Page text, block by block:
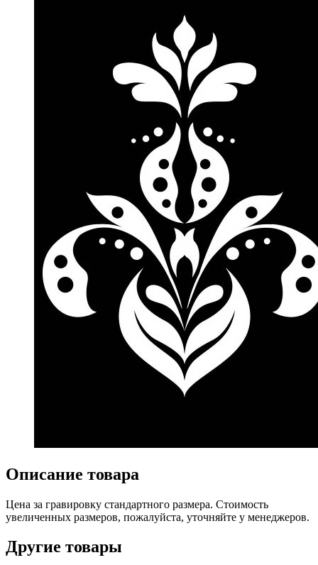
Описание товара
Цена за гравировку стандартного размера. Стоимость
увеличенных размеров, пожалуйста, уточняйте у менеджеров.
Другие товары